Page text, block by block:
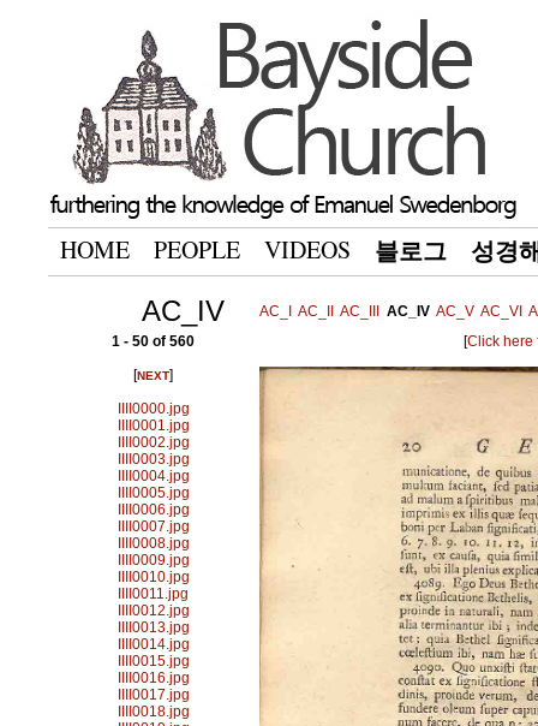
HOME PEOPLE VIDEOS 블로그 성경
AC_IV AC_I AC_II AC_III AC_IV AC_V AC_VI
1 - 50 of 560
[NEXT]
IIII0000.jpg
IIII0001.jpg
IIII0002.jpg
IIII0003.jpg
IIII0004.jpg
IIII0005.jpg
IIII0006.jpg
IIII0007.jpg
IIII0008.jpg
IIII0009.jpg
IIII0010.jpg
IIII0011.jpg
IIII0012.jpg
IIII0013.jpg
IIII0014.jpg
IIII0015.jpg
IIII0016.jpg
IIII0017.jpg
IIII0018.jpg
[Click here